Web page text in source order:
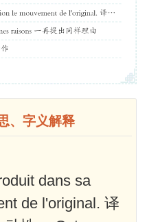
、字义解释
dans sa
de l'original. 译